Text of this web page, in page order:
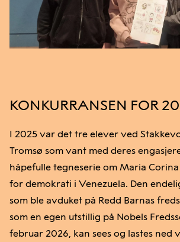
KONKURRANSEN FOR
I 2025 var det tre elever ved
Tromsø som vant med deres
håpefulle tegneserie om Maria
for demokrati i Venezuela. Den
som ble avduket på Redd Barnas
som en egen utstillig på Nobels
februar 2026, kan sees og lastes ned